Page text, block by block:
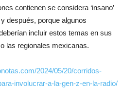
contienen se considera ‘insano’
después, porque algunos
incluir estos temas en sus
las regionales mexicanas.
2024/05/20/corridos-
involucrar-a-la-gen-z-en-la-radio/